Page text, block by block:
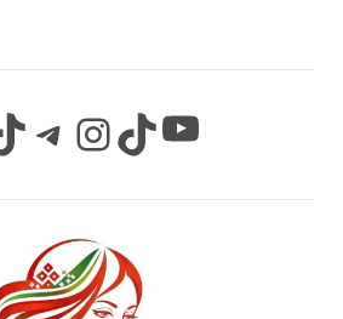
Telegram InstagramTikTok YouTube